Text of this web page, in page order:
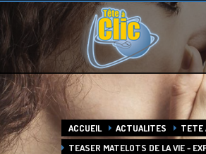
HEURES D'OUVERTURE
Horaires de contact :
Du Lundi au Vendredi :
9h à 12h - 14h à 17:30
Agrandir la carte
ACCUEIL ACTUALITES
TETE
TEASER MATELOTS DE LA VIE -